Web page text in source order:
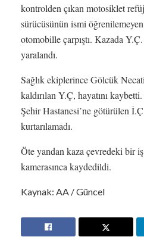
kontrolden çıkan motosiklet
sürücüsünün ismi
otomobille çarpıştı. Kazada
yaralandı.
Sağlık ekiplerince Gölcük
kaldırılan Y.Ç, hayatını
Şehir Hastanesi’ne götürülen
kurtarılamadı.
Öte yandan kaza çevredeki bir
kamerasınca kaydedildi.
Kaynak: AA / Güncel